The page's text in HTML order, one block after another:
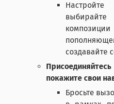
создавайте
покажите свои
Бросьте